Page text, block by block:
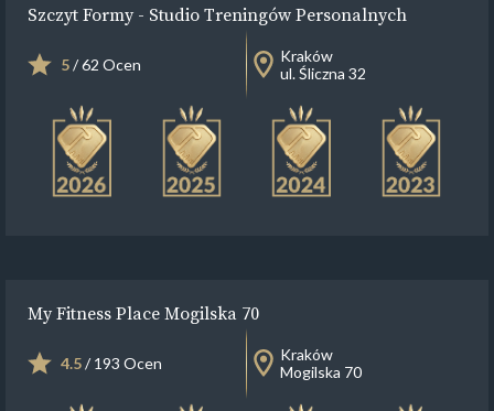
Szczyt Formy - Studio Treningów Personalnych
5/ 62 Ocen
Kraków
ul. Śliczna 32
My Fitness Place Mogilska 70
4.5/ 193 Ocen
Kraków
Mogilska 70